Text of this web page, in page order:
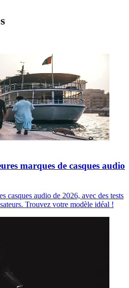
marques de casques audio
casques audio de 2026, avec des tests
Trouvez votre modèle idéal !